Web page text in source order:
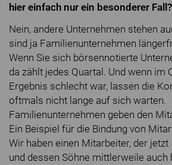
hier einfach nur ein besonderer Fall?
Nein, andere Unternehmen stehen
sind ja Familienunternehmen
Wenn Sie sich börsennotierte
da zählt jedes Quartal. Und wenn im
Ergebnis schlecht war, lassen die
oftmals nicht lange auf sich warten.
Familienunternehmen geben den
Ein Beispiel für die Bindung von
Wir haben einen Mitarbeiter, der
und dessen Söhne mittlerweile auch